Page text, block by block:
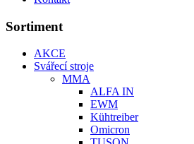
Sortiment
AKCE
Svářecí stroje
MMA
ALFA IN
EWM
Kühtreiber
Omicron